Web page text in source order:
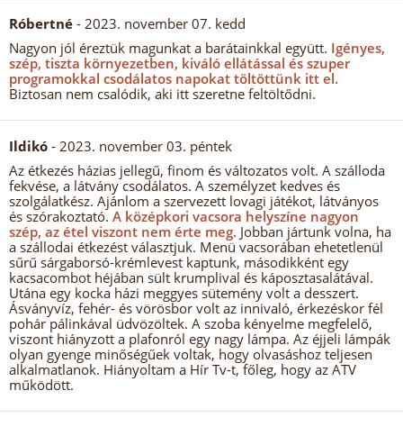
Róbertné - 2023. november 07. kedd
Nagyon jól éreztük magunkat a barátainkkal együtt. Igényes,
szép, tiszta környezetben, kiváló ellátással és szuper
programokkal csodálatos napokat töltöttünk itt el.
Biztosan nem csalódik, aki itt szeretne feltöltődni.
Ildikó - 2023. november 03. péntek
Az étkezés házias jellegű, finom és változatos volt. A szálloda
fekvése, a látvány csodálatos. A személyzet kedves és
szolgálatkész. Ajánlom a szervezett lovagi játékot, látványos
és szórakoztató. A középkori vacsora helyszíne nagyon
szép, az étel viszont nem érte meg. Jobban jártunk volna, ha
a szállodai étkezést választjuk. Menü vacsorában ehetetlenül
sűrű sárgaborsó-krémlevest kaptunk, másodikként egy
kacsacombot héjában sült krumplival és káposztasalátával.
Utána egy kocka házi meggyes sütemény volt a desszert.
Ásványvíz, fehér- és vörösbor volt az innivaló, érkezéskor fél
pohár pálinkával üdvözöltek. A szoba kényelme megfelelő,
viszont hiányzott a plafonról egy nagy lámpa. Az éjjeli lámpák
olyan gyenge minőségűek voltak, hogy olvasáshoz teljesen
alkalmatlanok. Hiányoltam a Hír Tv-t, főleg, hogy az ATV
működött.